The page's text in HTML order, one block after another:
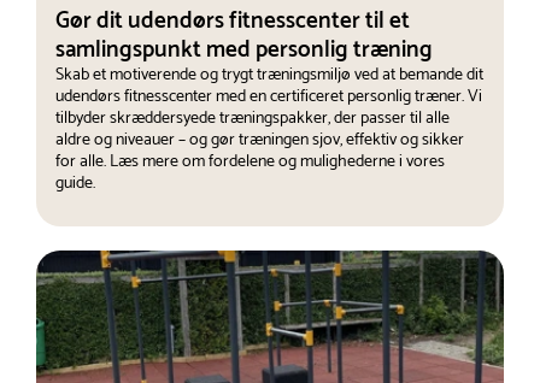
Gør dit udendørs fitnesscenter til et
samlingspunkt med personlig træning
Skab et motiverende og trygt træningsmiljø ved at bemande dit
udendørs fitnesscenter med en certificeret personlig træner. Vi
tilbyder skræddersyede træningspakker, der passer til alle
aldre og niveauer – og gør træningen sjov, effektiv og sikker
for alle. Læs mere om fordelene og mulighederne i vores
guide.